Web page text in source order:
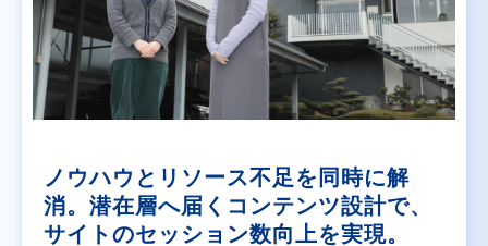
ノウハウとリソース不足を同時に解
消。潜在層へ届くコンテンツ設計で、
サイトのセッション数向上を実現。